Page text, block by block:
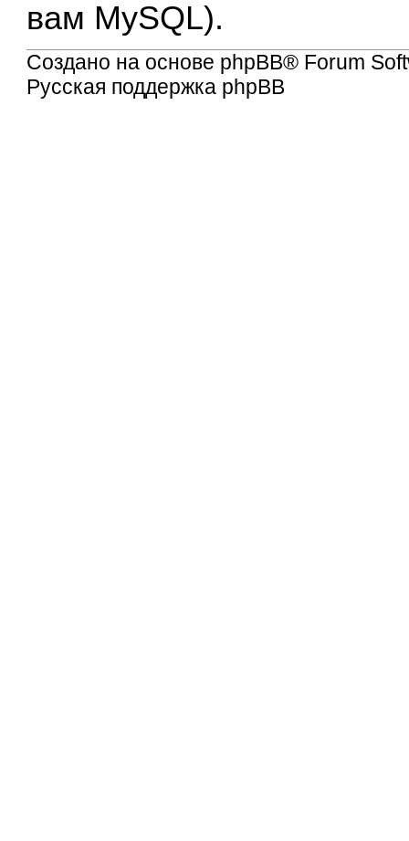
вам MySQL).
Создано на основе phpBB® Forum
Русская поддержка phpBB